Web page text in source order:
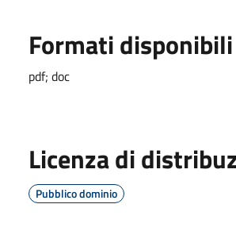
Formati disponibili
pdf; doc
Licenza di
Pubblico dominio